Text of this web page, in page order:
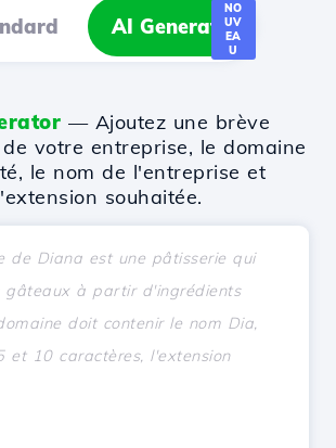
AI Generator
NO
UV
EA
U
— Ajoutez une brève
votre entreprise, le domaine
le nom de l'entreprise et
souhaitée.